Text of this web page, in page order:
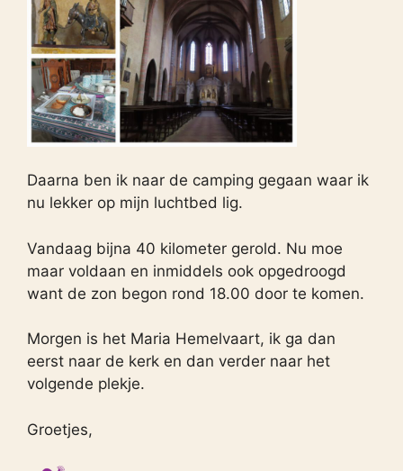
Daarna ben ik naar de camping gegaan waar ik
nu lekker op mijn luchtbed lig.
Vandaag bijna 40 kilometer gerold. Nu moe
maar voldaan en inmiddels ook opgedroogd
want de zon begon rond 18.00 door te komen.
Morgen is het Maria Hemelvaart, ik ga dan
eerst naar de kerk en dan verder naar het
volgende plekje.
Groetjes,